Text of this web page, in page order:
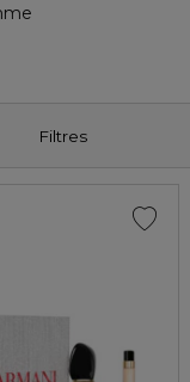
Filtres